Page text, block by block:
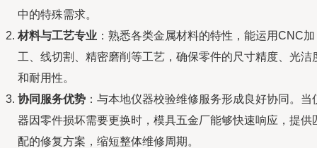
中的特殊需求。
材料与工艺专业 ：熟悉各类金属材料的特性，能运用CNC加
工、线切割、精密磨削等工艺，确保零件的尺寸精度、光洁
和耐用性。
协同服务优势 ：与本地仪器校验维修服务形成良好协同。当
器因零件损坏需要更换时，模具五金厂能够快速响应，提供
配的修复方案，缩短整体维修周期。